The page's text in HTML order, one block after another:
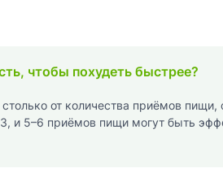
чтобы похудеть быстрее?
от количества приёмов пищи,
и 5–6 приёмов пищи могут быть